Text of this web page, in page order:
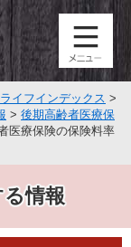
ライフインデックス >
> 後期高齢者医療保
医療保険の保険料率
情報